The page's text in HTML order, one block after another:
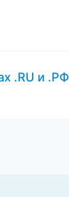
.RU и .РФ